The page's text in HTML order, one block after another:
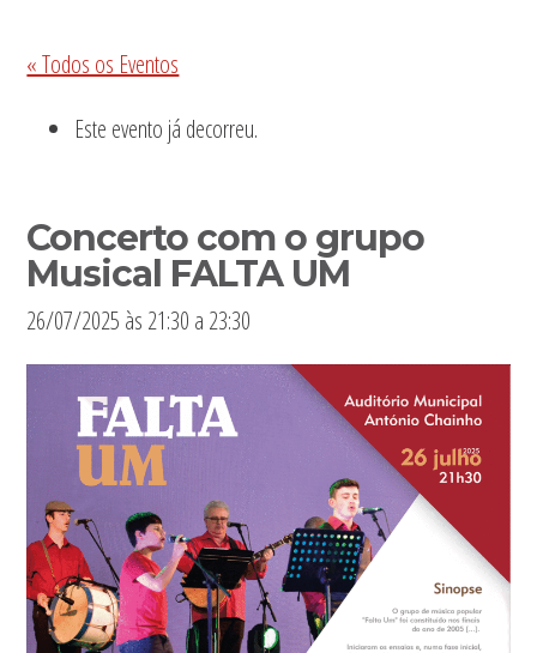
« Todos os Eventos
Este evento já decorreu.
Concerto com o grupo
Musical FALTA UM
26/07/2025 às 21:30 a 23:30
Sidebar